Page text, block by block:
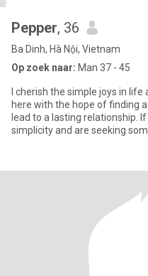
Pepper, 36
Ba Dinh, Hà Nội, Vietnam
Op zoek naar: Man 37 - 45
I cherish the simple joys in
here with the hope of finding
lead to a lasting relationship.
simplicity and are seeking